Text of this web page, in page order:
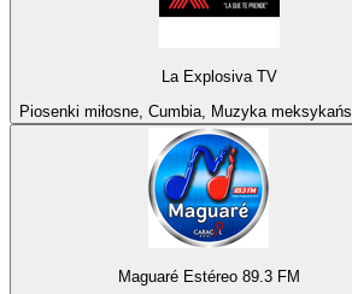
La Explosiva TV
Piosenki miłosne, Cumbia, Muzyka
Maguaré Estéreo 89.3 FM